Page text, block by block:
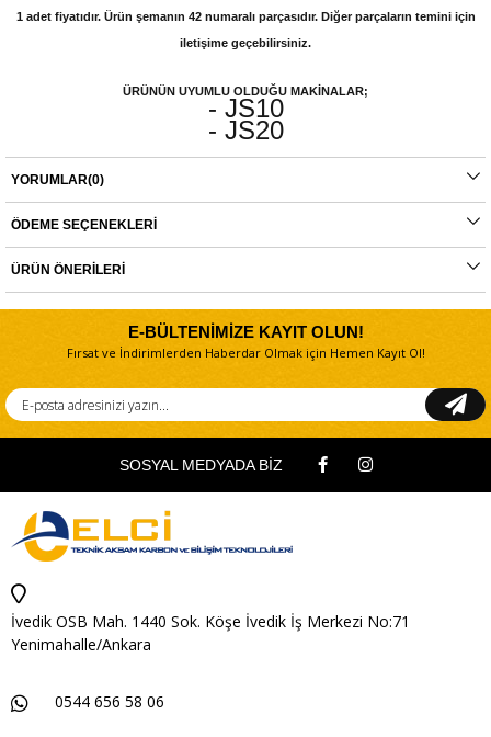
1 adet fiyatıdır. Ürün şemanın 42 numaralı parçasıdır. Diğer parçaların temini için
iletişime geçebilirsiniz.
ÜRÜNÜN UYUMLU OLDUĞU MAKİNALAR;
- JS10
- JS20
montajlarda ürünlerin iade veya değişim süreçleri bulunmamaktadır. Yedek
parçalar tamamı orijinal olup, fabrikadan çıkmadan kontrol edilmektedir. Yetkili
servis haricinde yapılan montajlardan kaynaklı sorunlar tamamen müşteriye aittir.
Ürünlerin değişim süreçlerindeki kargo bedelleri müşteriye aittir.
YORUMLAR(0)
ÖDEME SEÇENEKLERI
ÜRÜN ÖNERILERI
E-BÜLTENİMİZE KAYIT OLUN!
Fırsat ve İndirimlerden Haberdar Olmak için Hemen Kayıt Ol!
SOSYAL MEDYADA BİZ
İvedik OSB Mah. 1440 Sok. Köşe İvedik İş Merkezi No:71
Yenimahalle/Ankara
0544 656 58 06